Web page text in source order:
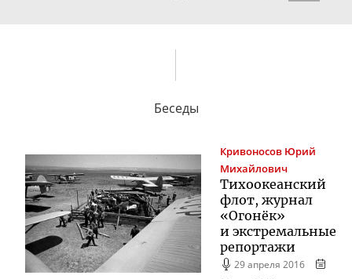
Беседы
Кривоносов Юрий
Михайлович
Тихоокеанский
флот, журнал
«Огонёк»
и экстремальные
репортажи
29 апреля 2016